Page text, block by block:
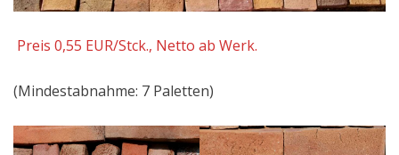
Preis 0,55 EUR/Stck., Netto ab Werk.
(Mindestabnahme: 7 Paletten)